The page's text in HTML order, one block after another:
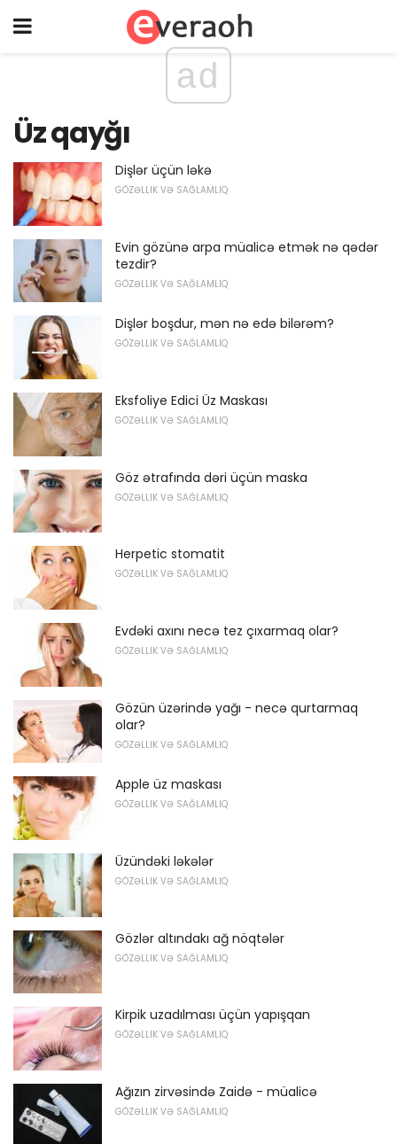
ad
Üz qayğı
Dişlər üçün ləkə
GÖZƏLLIK VƏ SAĞLAMLIQ
Evin gözünə arpa müalicə etmək nə qədər
tezdir?
GÖZƏLLIK VƏ SAĞLAMLIQ
Dişlər boşdur, mən nə edə bilərəm?
GÖZƏLLIK VƏ SAĞLAMLIQ
Eksfoliye Edici Üz Maskası
GÖZƏLLIK VƏ SAĞLAMLIQ
Göz ətrafında dəri üçün maska
GÖZƏLLIK VƏ SAĞLAMLIQ
Herpetic stomatit
GÖZƏLLIK VƏ SAĞLAMLIQ
Evdəki axını necə tez çıxarmaq olar?
GÖZƏLLIK VƏ SAĞLAMLIQ
Gözün üzərində yağı - necə qurtarmaq
olar?
GÖZƏLLIK VƏ SAĞLAMLIQ
Apple üz maskası
GÖZƏLLIK VƏ SAĞLAMLIQ
Üzündəki ləkələr
GÖZƏLLIK VƏ SAĞLAMLIQ
Gözlər altındakı ağ nöqtələr
GÖZƏLLIK VƏ SAĞLAMLIQ
Kirpik uzadılması üçün yapışqan
GÖZƏLLIK VƏ SAĞLAMLIQ
Ağızın zirvəsində Zaidə - müalicə
GÖZƏLLIK VƏ SAĞLAMLIQ